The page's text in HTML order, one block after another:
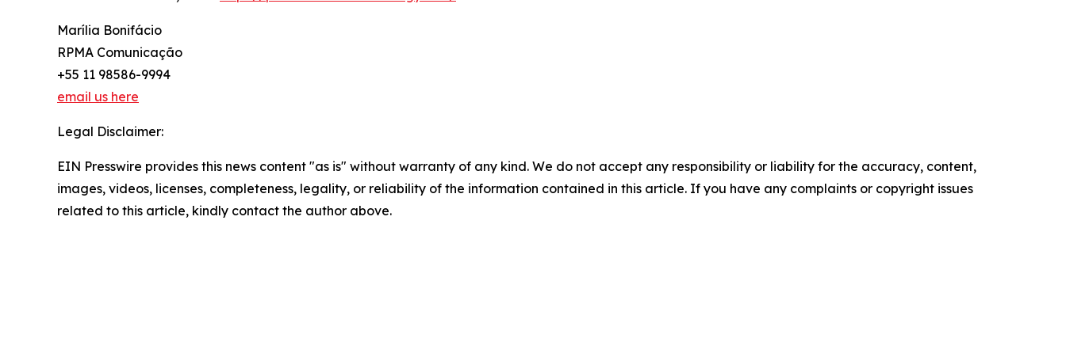
Marília Bonifácio
RPMA Comunicação
+55 11 98586-9994
email us here
Legal Disclaimer:
EIN Presswire provides this news content "as is" without warranty of any kind. We do not accept any responsibility or liability for the accuracy, content,
images, videos, licenses, completeness, legality, or reliability of the information contained in this article. If you have any complaints or copyright issues
related to this article, kindly contact the author above.